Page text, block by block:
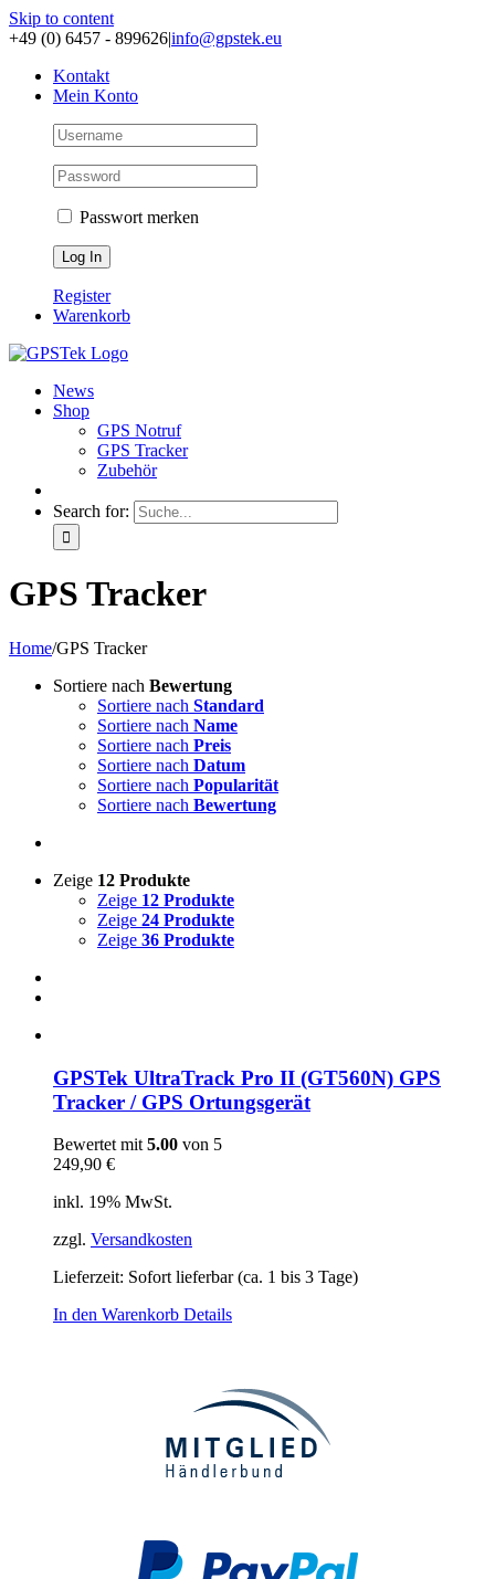
Skip to content
+49 (0) 6457 - 899626|info@gpstek.eu
Kontakt
Mein Konto
Passwort merken
Register
Warenkorb
News
Shop
GPS Notruf
GPS Tracker
Zubehör
Search for:
GPS Tracker
Home/GPS Tracker
Sortiere nach Bewertung
Sortiere nach Standard
Sortiere nach Name
Sortiere nach Preis
Sortiere nach Datum
Sortiere nach Popularität
Sortiere nach Bewertung
Zeige 12 Produkte
Zeige 12 Produkte
Zeige 24 Produkte
Zeige 36 Produkte
GPSTek UltraTrack Pro II (GT560N) GPS
Tracker / GPS Ortungsgerät
Bewertet mit 5.00 von 5
249,90 €
inkl. 19% MwSt.
zzgl. Versandkosten
Lieferzeit: Sofort lieferbar (ca. 1 bis 3 Tage)
In den Warenkorb Details